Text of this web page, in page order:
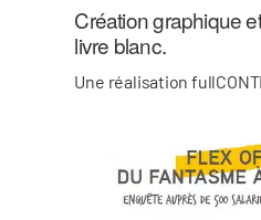
Création graphique
livre blanc.
Une réalisation